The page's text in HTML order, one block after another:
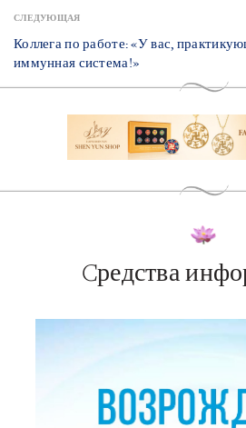
СЛЕДУЮЩАЯ
Коллега по работе: «У вас,
иммунная система!»
Cредства